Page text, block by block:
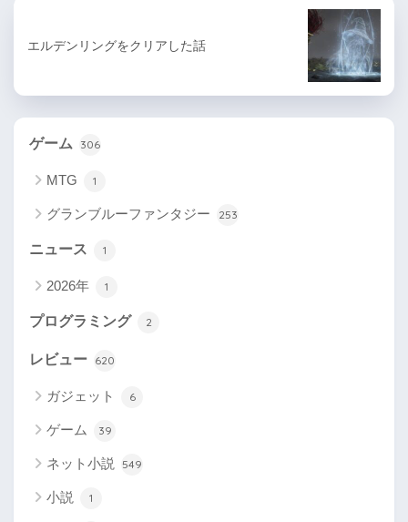
エルデンリングをクリアした話
ゲーム 306
MTG 1
グランブルーファンタジー 253
ニュース 1
2026年 1
プログラミング 2
レビュー 620
ガジェット 6
ゲーム 39
ネット小説 549
小説 1